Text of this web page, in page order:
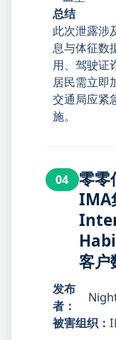
总结
此次泄露涉
息与体征数
用、驾驶证
居民需立即
交通局应紧
施。
04
零零
IMA
客户
发布
者：
被害组织：